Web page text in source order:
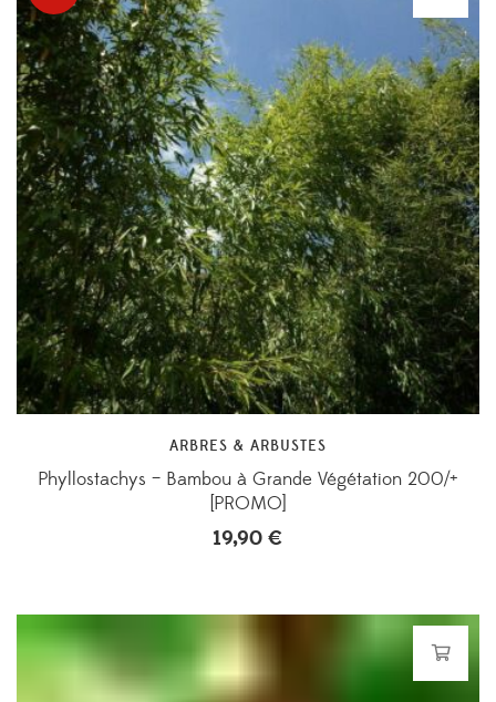
ARBRES & ARBUSTES
Phyllostachys – Bambou à Grande Végétation 200/+
[PROMO]
19,90 €